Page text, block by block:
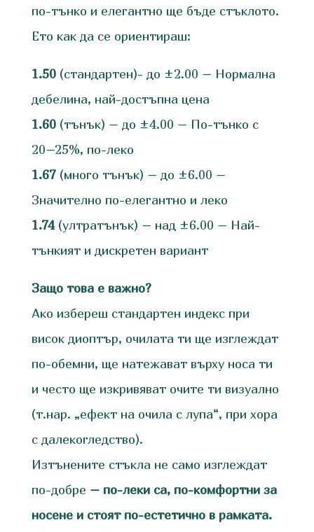
по-тънко и елегантно ще бъде стъклото.
Ето как да се ориентираш:
1.50(стандартен)- до ±2.00 – Нормална
дебелина, най-достъпна цена
1.60(тънък) – до ±4.00 – По-тънко с
20–25%, по-леко
1.67(много тънък) – до ±6.00 –
Значително по-елегантно и леко
1.74(ултратънък) – над ±6.00 – Най-
тънкият и дискретен вариант
Защо това е важно?
Ако избереш стандартен индекс при
висок диоптър, очилата ти ще изглеждат
по-обемни, ще натежават върху носа ти
и често ще изкривяват очите ти визуално
(т.нар. „ефект на очила с лупа“, при хора
с далекогледство).
Изтънените стъкла не само изглеждат
по-добре – по-леки са, по-комфортни за
носене и стоят по-естетично в рамката.